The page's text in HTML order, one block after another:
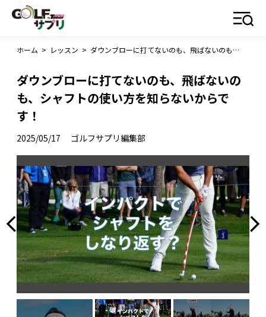
ホーム > レッスン > ダウンブローに打てないのも、飛ばないのも、シャフトの使い方を知らないからです！
ダウンブローに打てないのも、飛ばないの
も、シャフトの使い方を知らないからで
す！
2025/05/17 ゴルフサプリ編集部